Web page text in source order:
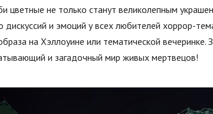
цветные не только станут великолепным
дискуссий и эмоций у всех любителей хоррор-
на Хэллоуине или тематической
и загадочный мир живых мертвецов!